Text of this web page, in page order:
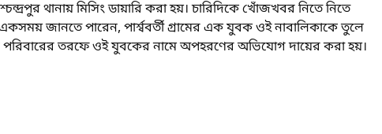
থানায় মিসিং ডায়ারি করা হয়। চারিদিকে খোঁজখবর নিতে নিতে
জানতে পারেন, পার্শ্ববর্তী গ্রামের এক যুবক ওই নাবালিকাকে তুলে
পরিবারের তরফে ওই যুবকের নামে অপহরণের অভিযোগ দায়ের করা হয়।